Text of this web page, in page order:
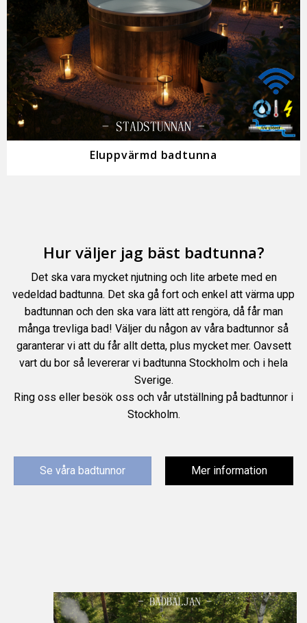
Eluppvärmd badtunna
Hur väljer jag bäst badtunna?
Det ska vara mycket njutning och lite arbete med en
vedeldad badtunna. Det ska gå fort och enkel att värma upp
badtunnan och den ska vara lätt att rengöra, då får man
många trevliga bad! Väljer du någon av våra badtunnor så
garanterar vi att du får allt detta, plus mycket mer. Oavsett
vart du bor så levererar vi badtunna Stockholm och i hela
Sverige.
Ring oss eller besök oss och vår utställning på badtunnor i
Stockholm.
Se våra badtunnor Mer information